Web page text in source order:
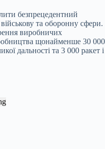
безпрецедентний
та оборонну сфери.
виробничих
щонайменше 30 000
дальності та 3 000 ракет і